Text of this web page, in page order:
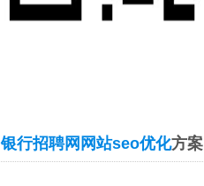
银行招聘网网站seo优化方案